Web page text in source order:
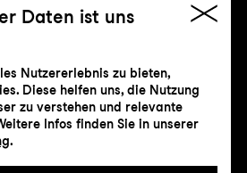
Presse
und Theater
Daten ist uns
Nutzererlebnis zu bieten,
Diese helfen uns, die Nutzung
zu verstehen und relevante
Infos finden Sie in unserer
.